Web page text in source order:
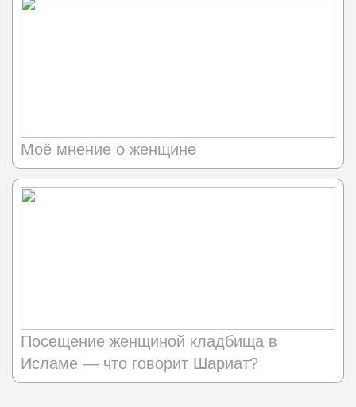
Моё мнение о женщине
Посещение женщиной кладбища в
Исламе — что говорит Шариат?